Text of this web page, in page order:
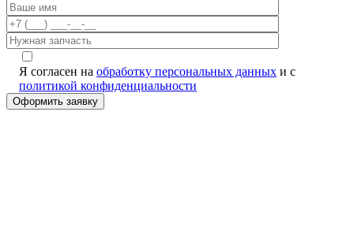
Я согласен на обработку персональных данных и с
политикой конфиденциальности